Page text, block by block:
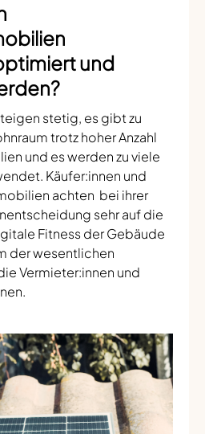
und
stetig, es gibt zu
trotz hoher Anzahl
und es werden zu viele
Käufer:innen und
achten bei ihrer
sehr auf die
Fitness der Gebäude
der wesentlichen
Vermieter:innen und